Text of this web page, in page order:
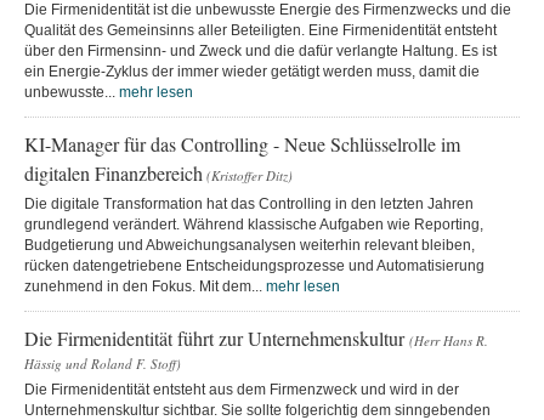
Die Firmenidentität ist die unbewusste Energie des Firmenzwecks und die
Qualität des Gemeinsinns aller Beteiligten. Eine Firmenidentität entsteht
über den Firmensinn- und Zweck und die dafür verlangte Haltung. Es ist
ein Energie-Zyklus der immer wieder getätigt werden muss, damit die
unbewusste... mehr lesen
KI-Manager für das Controlling - Neue Schlüsselrolle im
digitalen Finanzbereich (Kristoffer Ditz)
Die digitale Transformation hat das Controlling in den letzten Jahren
grundlegend verändert. Während klassische Aufgaben wie Reporting,
Budgetierung und Abweichungsanalysen weiterhin relevant bleiben,
rücken datengetriebene Entscheidungsprozesse und Automatisierung
zunehmend in den Fokus. Mit dem... mehr lesen
Die Firmenidentität führt zur Unternehmenskultur (Herr Hans R.
Hässig und Roland F. Stoff)
Die Firmenidentität entsteht aus dem Firmenzweck und wird in der
Unternehmenskultur sichtbar. Sie sollte folgerichtig dem sinngebenden